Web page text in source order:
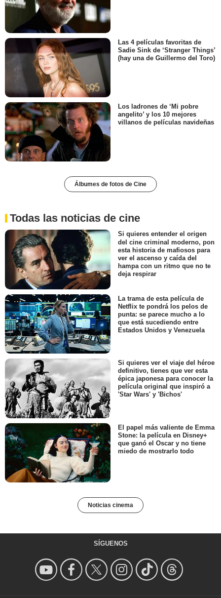
Las 4 películas favoritas de
Sadie Sink de ‘Stranger Things’
(hay una de Guillermo del Toro)
Los ladrones de ‘Mi pobre
angelito’ y los 10 mejores
villanos de películas navideñas
Álbumes de fotos de Cine
Todas las noticias de cine
Si quieres entender el origen
del cine criminal moderno, pon
esta historia de mafiosos para
ver el ascenso y caída del
hampa con un ritmo que no te
deja respirar
La trama de esta película de
Netflix te pondrá los pelos de
punta: se parece mucho a lo
que está sucediendo entre
Estados Unidos y Venezuela
Si quieres ver el viaje del héroe
definitivo, tienes que ver esta
épica japonesa para conocer la
película original que inspiró a
'Star Wars' y 'Bichos'
El papel más valiente de Emma
Stone: la película en Disney+
que ganó el Oscar y no tiene
miedo de mostrarlo todo
Noticias cinema
SÍGUENOS